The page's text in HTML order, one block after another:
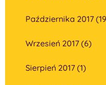
Października 2017
Wrzesień 2017 (6)
Sierpień 2017 (1)